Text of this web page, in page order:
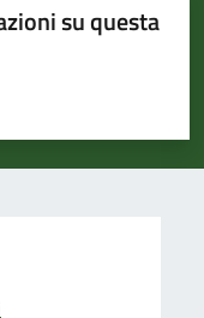
su questa